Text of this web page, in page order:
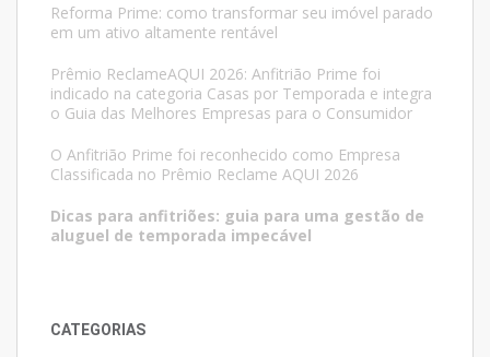
Reforma Prime: como transformar seu imóvel parado
em um ativo altamente rentável
Prêmio ReclameAQUI 2026: Anfitrião Prime foi
indicado na categoria Casas por Temporada e integra
o Guia das Melhores Empresas para o Consumidor
O Anfitrião Prime foi reconhecido como Empresa
Classificada no Prêmio Reclame AQUI 2026
Dicas para anfitriões: guia para uma gestão de
aluguel de temporada impecável
CATEGORIAS